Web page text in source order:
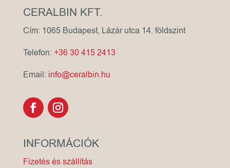
CERALBIN KFT.
Cím: 1065 Budapest, Lázár utca 14. földszint
Telefon: +36 30 415 2413
Email: info@ceralbin.hu
INFORMÁCIÓK
Fizetés és szállítás